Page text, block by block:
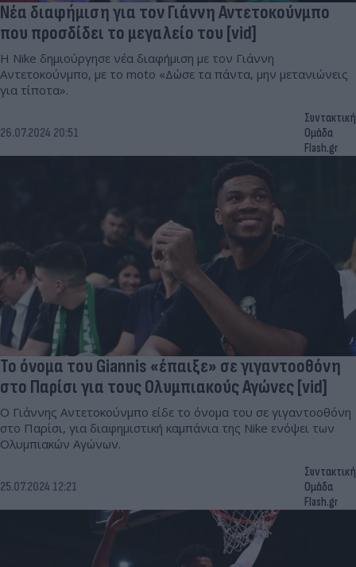
Νέα διαφήμιση για τον Γιάννη Αντετοκούνμπο
που προσδίδει το μεγαλείο του [vid]
H Nike δημιούργησε νέα διαφήμιση με τον Γιάννη
Αντετοκούνμπο, με το moto «Δώσε τα πάντα, μην μετανιώνεις
για τίποτα».
26.07.2024 20:51
Συντακτική
Ομάδα
Flash.gr
Το όνομα του Giannis «έπαιξε» σε γιγαντοοθόνη
στο Παρίσι για τους Ολυμπιακούς Αγώνες [vid]
Ο Γιάννης Αντετοκούνμπο είδε το όνομα του σε γιγαντοοθόνη
στο Παρίσι, για διαφημιστική καμπάνια της Nike ενόψει των
Ολυμπιακών Αγώνων.
25.07.2024 12:21
Συντακτική
Ομάδα
Flash.gr